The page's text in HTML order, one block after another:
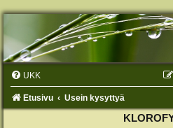
UKK
Etusivu Usein kysyttyä